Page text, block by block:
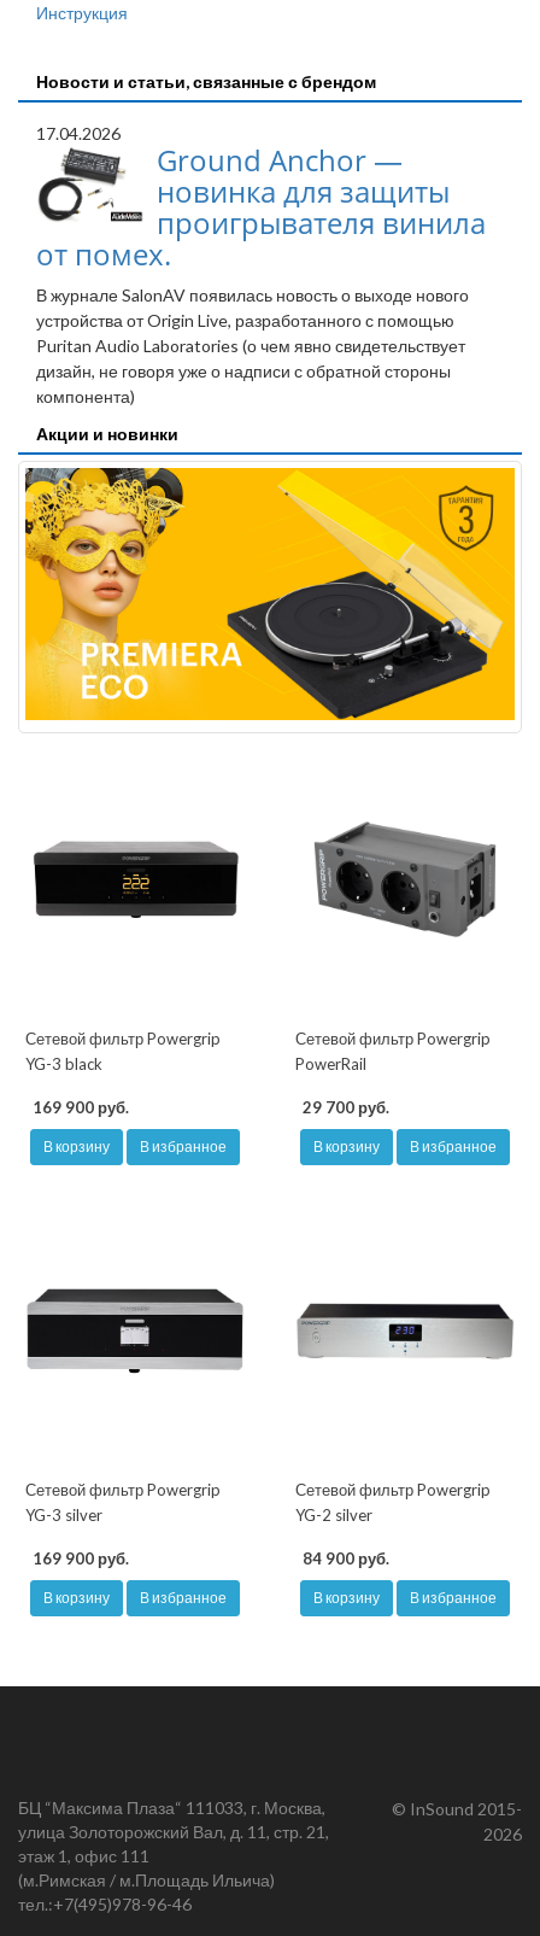
Инструкция
Новости и статьи, связанные с брендом
17.04.2026
Ground Anchor —
новинка для защиты
проигрывателя винила
от помех.
В журнале SalonAV появилась новость о выходе нового
устройства от Origin Live, разработанного с помощью
Puritan Audio Laboratories (о чем явно свидетельствует
дизайн, не говоря уже о надписи с обратной стороны
компонента)
Акции и новинки
Сетевой фильтр Powergrip
YG-3 black
169 900 руб.
В корзину В избранное
Сетевой фильтр Powergrip
PowerRail
29 700 руб.
В корзину В избранное
Сетевой фильтр Powergrip
YG-3 silver
169 900 руб.
В корзину В избранное
Сетевой фильтр Powergrip
YG-2 silver
84 900 руб.
В корзину В избранное
БЦ “Максима Плаза“ 111033, г. Москва,
улица Золоторожский Вал, д. 11, стр. 21,
этаж 1, офис 111
(м.Римская / м.Площадь Ильича)
тел.:+7(495)978-96-46
© InSound 2015-
2026